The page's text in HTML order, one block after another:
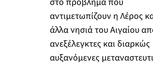
αντιμετωπίζουν η Λέρος
άλλα νησιά του Αιγαίου
ανεξέλεγκτες και διαρκώς
αυξανόμενες